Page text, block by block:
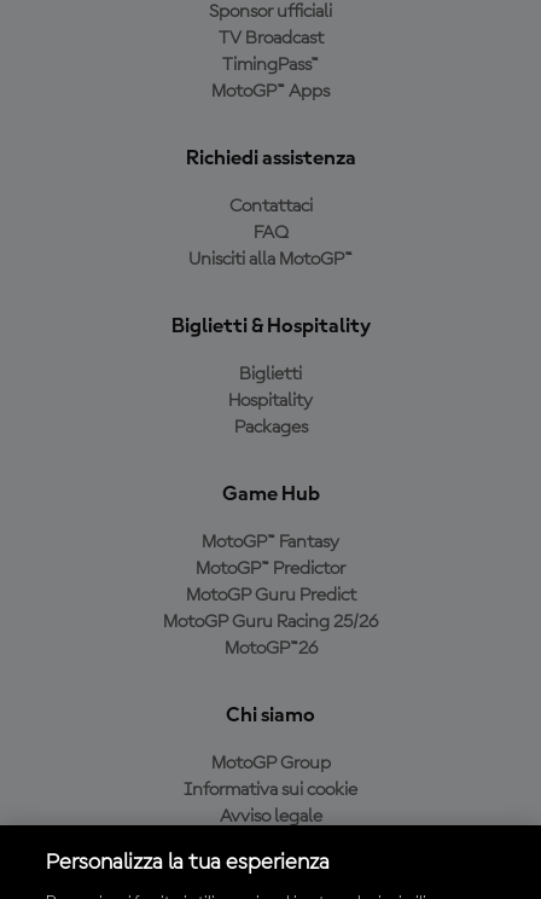
Sponsor ufficiali
TV Broadcast
TimingPass™
MotoGP™ Apps
Richiedi assistenza
Contattaci
FAQ
Unisciti alla MotoGP™
Biglietti & Hospitality
Biglietti
Hospitality
Packages
Game Hub
MotoGP™ Fantasy
MotoGP™ Predictor
MotoGP Guru Predict
MotoGP Guru Racing 25/26
MotoGP™26
Chi siamo
MotoGP Group
Informativa sui cookie
Avviso legale
Condizioni di acquisto
Personalizza la tua esperienza